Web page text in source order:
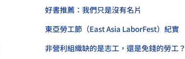
好書推薦：我們只是沒有名片
東亞勞工節（East Asia LaborFest）紀實
非營利組織缺的是志工，還是免錢的勞工？